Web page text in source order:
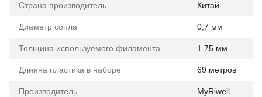
Страна производитель Китай
Диаметр сопла 0,7 мм
Толщина используемого филамента 1.75 мм
Длинна пластика в наборе 69 метров
Производитель MyRiwell